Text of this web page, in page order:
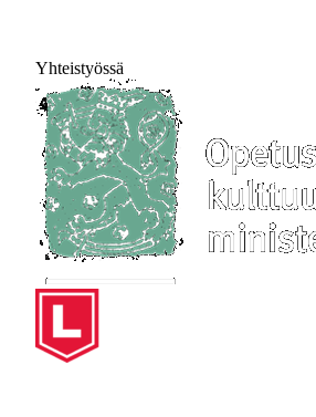
Yhteistyössä